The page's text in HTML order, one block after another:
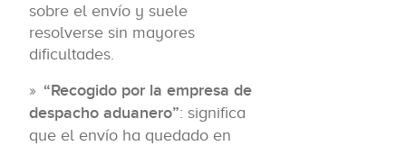
sobre el envío y suele
resolverse sin mayores
dificultades.
“Recogido por la empresa de
despacho aduanero”: significa
que el envío ha quedado en